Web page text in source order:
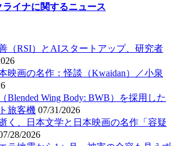
ライナに関するニュース
（RSI）とAIスタートアップ、研究者
映画の名作：怪談（Kwaidan）／小泉
Blended Wing Body: BWB）を採用した
旅客機 07/31/2026
く、日本文学と日本映画の名作「容疑
28/2026